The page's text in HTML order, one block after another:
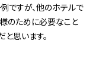
ですが、他のホテルで
のために必要なこと
思います。